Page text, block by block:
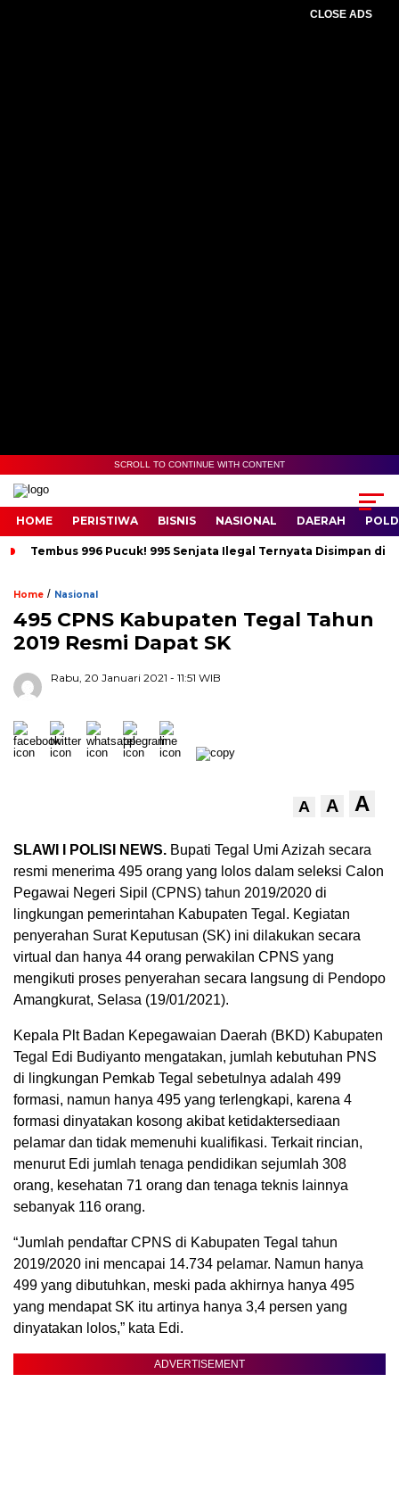
CLOSE ADS
SCROLL TO CONTINUE WITH CONTENT
HOME PERISTIWA BISNIS NASIONAL DAERAH
Tembus 996 Pucuk! 995 Senjata Ilegal Ternyata Disimpan di
Home / Nasional
495 CPNS Kabupaten Tegal Tahun
2019 Resmi Dapat SK
Rabu, 20 Januari 2021 - 11:51 WIB
A A A
SLAWI I POLISI NEWS. Bupati Tegal Umi Azizah secara
resmi menerima 495 orang yang lolos dalam seleksi Calon
Pegawai Negeri Sipil (CPNS) tahun 2019/2020 di
lingkungan pemerintahan Kabupaten Tegal. Kegiatan
penyerahan Surat Keputusan (SK) ini dilakukan secara
virtual dan hanya 44 orang perwakilan CPNS yang
mengikuti proses penyerahan secara langsung di Pendopo
Amangkurat, Selasa (19/01/2021).
Kepala Plt Badan Kepegawaian Daerah (BKD) Kabupaten
Tegal Edi Budiyanto mengatakan, jumlah kebutuhan PNS
di lingkungan Pemkab Tegal sebetulnya adalah 499
formasi, namun hanya 495 yang terlengkapi, karena 4
formasi dinyatakan kosong akibat ketidaktersediaan
pelamar dan tidak memenuhi kualifikasi. Terkait rincian,
menurut Edi jumlah tenaga pendidikan sejumlah 308
orang, kesehatan 71 orang dan tenaga teknis lainnya
sebanyak 116 orang.
“Jumlah pendaftar CPNS di Kabupaten Tegal tahun
2019/2020 ini mencapai 14.734 pelamar. Namun hanya
499 yang dibutuhkan, meski pada akhirnya hanya 495
yang mendapat SK itu artinya hanya 3,4 persen yang
dinyatakan lolos,” kata Edi.
ADVERTISEMENT